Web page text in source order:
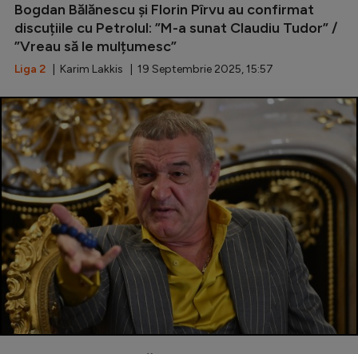
Bogdan Bălănescu și Florin Pîrvu au confirmat
discuțiile cu Petrolul: ”M-a sunat Claudiu Tudor” /
”Vreau să le mulțumesc”
Liga 2 | Karim Lakkis | 19 Septembrie 2025, 15:57